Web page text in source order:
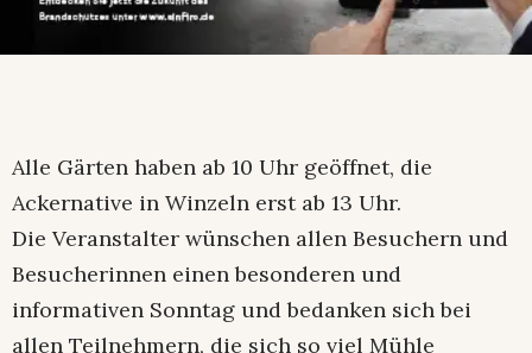
Alle Gärten haben ab 10 Uhr geöffnet, die
Ackernative in Winzeln erst ab 13 Uhr.
Die Veranstalter wünschen allen Besuchern und
Besucherinnen einen besonderen und
informativen Sonntag und bedanken sich bei
allen Teilnehmern, die sich so viel Mühle